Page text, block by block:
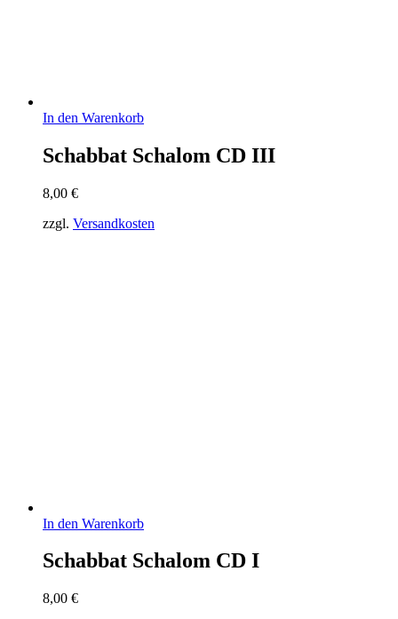
In den Warenkorb
Schabbat Schalom CD III
8,00 €
zzgl. Versandkosten
In den Warenkorb
Schabbat Schalom CD I
8,00 €